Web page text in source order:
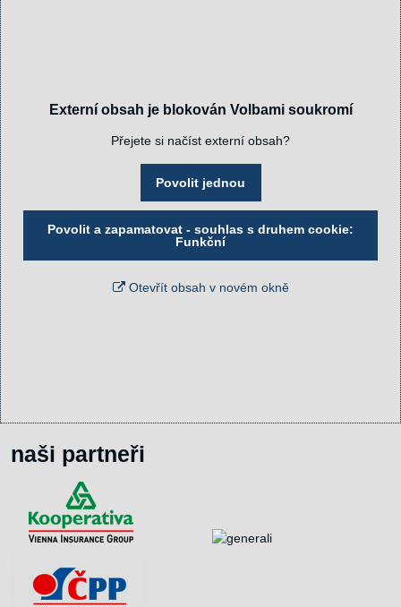
Externí obsah je blokován Volbami soukromí
Přejete si načíst externí obsah?
Povolit jednou
Povolit a zapamatovat - souhlas s druhem cookie:
Funkční
Otevřít obsah v novém okně
naši partneři